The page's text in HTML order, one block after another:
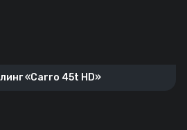
«Carro 45t HD»